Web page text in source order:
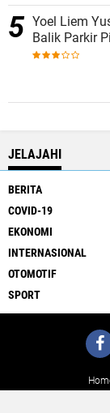
Yoel Liem
Balik Parkir
JELAJAHI
BERITA
COVID-19
EKONOMI
INTERNASIONAL
OTOMOTIF
SPORT